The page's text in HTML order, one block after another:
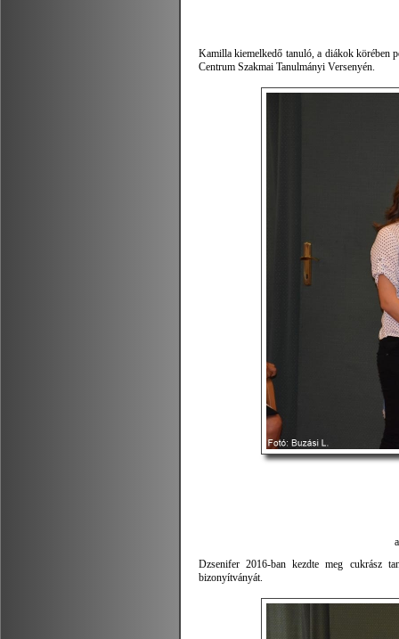
Kamilla kiemelkedő tanuló, a diákok körében
Centrum Szakmai Tanulmányi Versenyén.
Dzsenifer 2016-ban kezdte meg cukrász
bizonyítványát.